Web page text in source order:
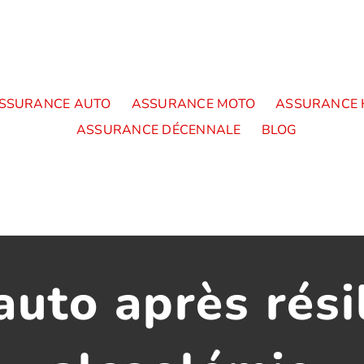
AUTO ASSURANCE MOTO
ASSURANCE
ASSURANCE DÉCENNALE
BLOG
après